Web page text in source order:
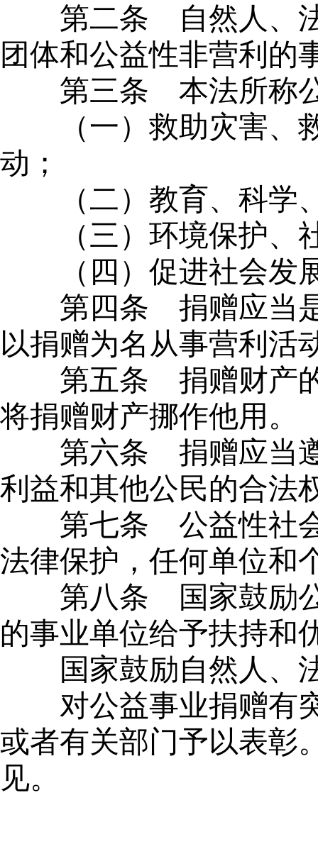
第二条 自然人、
团体和公益性非营利的
第三条 本法所称
（一）救助灾害
动；
（二）教育、科
（三）环境保护
（四）促进社会
第四条 捐赠应当
以捐赠为名从事营利活
第五条 捐赠财产
将捐赠财产挪作他用。
第六条 捐赠应当
利益和其他公民的合法
第七条 公益性社
法律保护，任何单位和
第八条 国家鼓励
的事业单位给予扶持和
国家鼓励自然人、
对公益事业捐赠有
或者有关部门予以表彰
见。